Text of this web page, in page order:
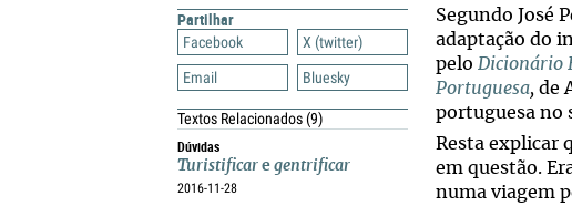
Partilhar
Facebook
X (twitter)
Email
Bluesky
Textos Relacionados(9)
Dúvidas
Turistificar e gentrificar
2016-11-28
Segundo José
adaptação do
pelo Dicionário
Portuguesa, de
portuguesa no
Resta explicar
em questão.
numa viagem